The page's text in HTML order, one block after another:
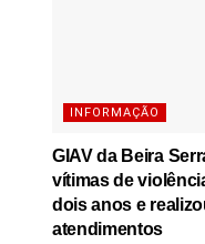
INFORMAÇÃO
GIAV da Beira
vítimas de
dois anos e
atendimentos